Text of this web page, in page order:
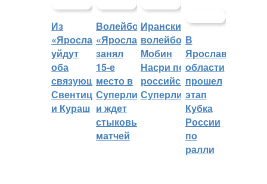
Из
«Ярославича»
уйдут
оба
связующих:
Свентицкис
и Кураш
Волейбольный
«Ярославич»
занял
15-е
место в
Суперлиге
и ждет
стыковых
матчей
Иранский
волейболист
Мобин
Насри покинет
российскую
Суперлигу
В
Ярославской
области
прошел
этап
Кубка
России
по
ралли